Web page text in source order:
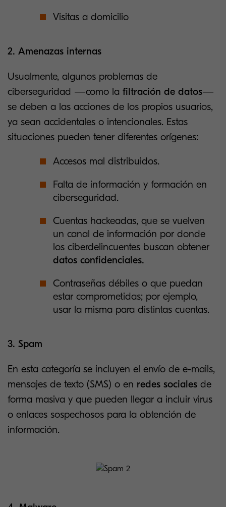
Visitas a domicilio
2. Amenazas internas
Usualmente, algunos problemas de
ciberseguridad —como la filtración de datos—
se deben a las acciones de los propios usuarios,
ya sean accidentales o intencionales. Estas
situaciones pueden tener diferentes orígenes:
Accesos mal distribuidos.
Falta de información y formación en
ciberseguridad.
Cuentas hackeadas, que se vuelven
un canal de información por donde
los ciberdelincuentes buscan obtener
datos confidenciales.
Contraseñas débiles o que puedan
estar comprometidas; por ejemplo,
usar la misma para distintas cuentas.
3. Spam
En esta categoría se incluyen el envío de e-mails,
mensajes de texto (SMS) o en redes sociales de
forma masiva y que pueden llegar a incluir virus
o enlaces sospechosos para la obtención de
información.